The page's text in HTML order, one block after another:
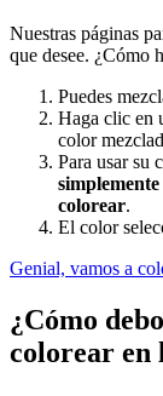
Nuestras páginas
que desee. ¿Cómo
Puedes
Haga clic en
color
Para usar su
colorear.
El color
Genial, vamos a
¿Cómo
colorear en